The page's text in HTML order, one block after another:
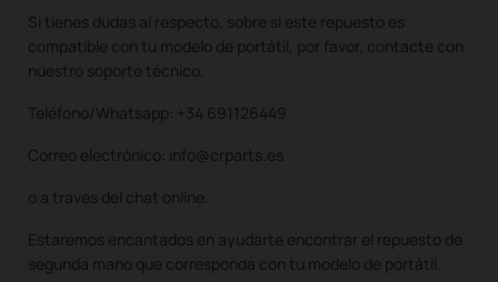
Si tienes dudas al respecto, sobre si este repuesto es
compatible con tu modelo de portátil, por favor, contacte con
nuestro soporte técnico.
Teléfono/Whatsapp: +34 691126449
Correo electrónico: info@crparts.es
o a traves del chat online.
Estaremos encantados en ayudarte encontrar el repuesto de
segunda mano que corresponda con tu modelo de portátil.